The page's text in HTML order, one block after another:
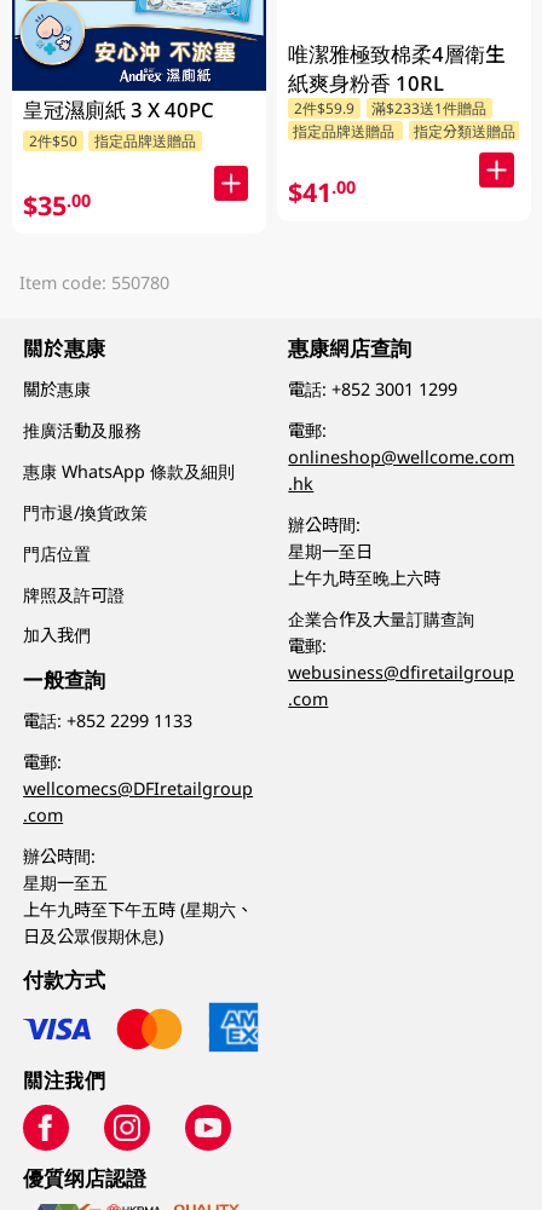
皇冠濕廁紙 3 X 40PC
2件$50 指定品牌送贈品
$35.00
唯潔雅極致棉柔4層衛生
紙爽身粉香 10RL
2件$59.9
滿$233送1件贈品
指定品牌送贈品
指定分類送贈品
$41.00
Item code: 550780
關於惠康
關於惠康
推廣活動及服務
惠康 WhatsApp 條款及細則
門市退/換貨政策
門店位置
牌照及許可證
加入我們
一般查詢
電話:+852 2299 1133
電郵:
wellcomecs@DFIretailgroup
.com
辦公時間:
星期一至五
上午九時至下午五時 (星期六、
日及公眾假期休息)
惠康網店查詢
電話:+852 3001 1299
電郵:
onlineshop@wellcome.com
.hk
辦公時間:
星期一至日
上午九時至晚上六時
企業合作及大量訂購查詢
電郵:
webusiness@dfiretailgroup
.com
付款方式
關注我們
優質纲店認證